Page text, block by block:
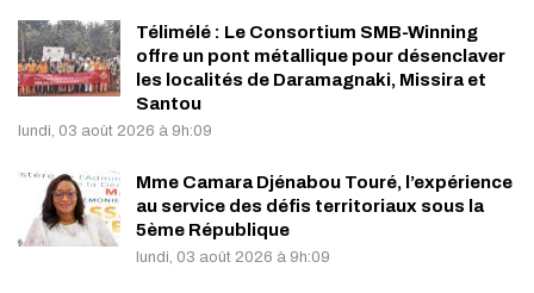
Télimélé : Le Consortium SMB-Winning
offre un pont métallique pour désenclaver
les localités de Daramagnaki, Missira et
Santou
lundi, 03 août 2026 à 9h:09
Mme Camara Djénabou Touré, l’expérience
au service des défis territoriaux sous la
5ème République
lundi, 03 août 2026 à 9h:09